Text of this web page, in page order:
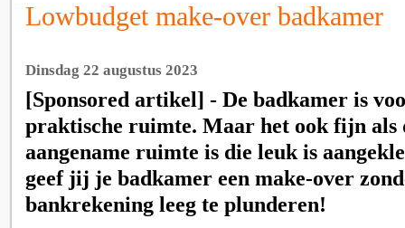
Lowbudget make-over badkamer
Dinsdag 22 augustus 2023
[Sponsored artikel] - De badkamer is
praktische ruimte. Maar het ook fijn als
aangename ruimte is die leuk is
geef jij je badkamer een make-over
bankrekening leeg te plunderen!